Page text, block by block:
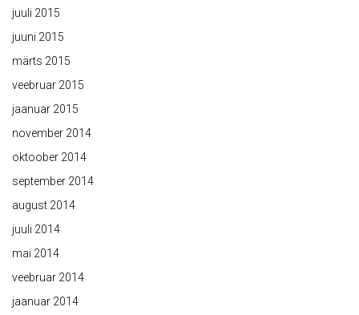
juuli 2015
juuni 2015
märts 2015
veebruar 2015
jaanuar 2015
november 2014
oktoober 2014
september 2014
august 2014
juuli 2014
mai 2014
veebruar 2014
jaanuar 2014